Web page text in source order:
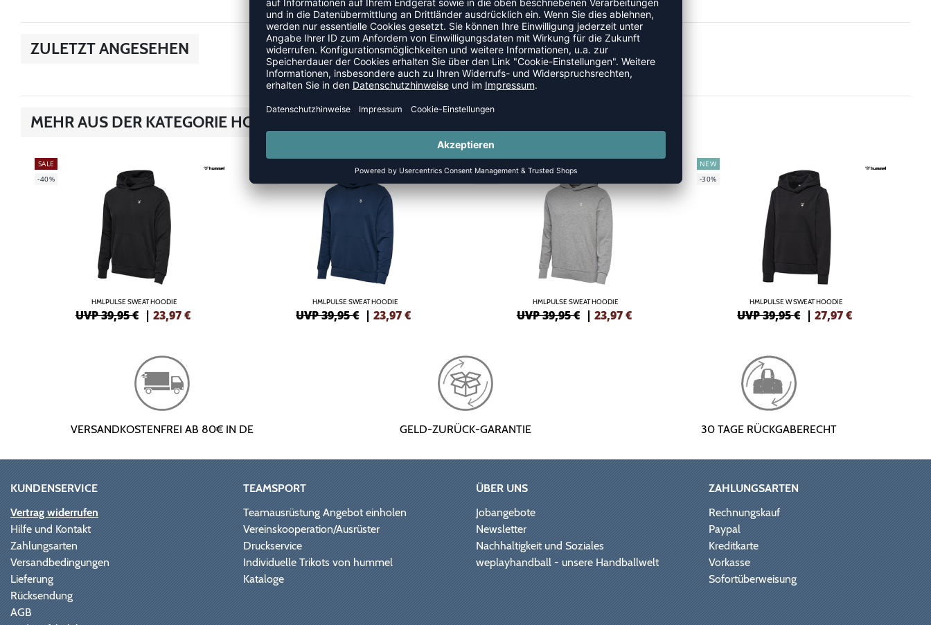
ZULETZT ANGESEHEN
MEHR AUS DER KATEGORIE HOODIES & ZIPPER
SALE
-40%
HMLPULSE SWEAT HOODIE
UVP 39,95 € | 23,97€
HMLPULSE SWEAT HOODIE
UVP 39,95 € |23,97€
HMLPULSE SWEAT HOODIE
UVP 39,95 € | 23,97€
NEW
-30%
HMLPULSE W SWEAT HOODIE
UVP 39,95 € |27,97€
VERSANDKOSTENFREI AB 80€ IN DE GELD-ZURÜCK-GARANTIE 30 TAGE RÜCKGABERECHT
KUNDENSERVICE
Vertrag widerrufen
Hilfe und Kontakt
Zahlungsarten
Versandbedingungen
Lieferung
Rücksendung
AGB
TEAMSPORT
Teamausrüstung Angebot einholen
Vereinskooperation/Ausrüster
Druckservice
Individuelle Trikots von hummel
Kataloge
ÜBER UNS
Jobangebote
Newsletter
Nachhaltigkeit und Soziales
weplayhandball - unsere Handballwelt
ZAHLUNGSARTEN
Rechnungskauf
Paypal
Kreditkarte
Vorkasse
Sofortüberweisung